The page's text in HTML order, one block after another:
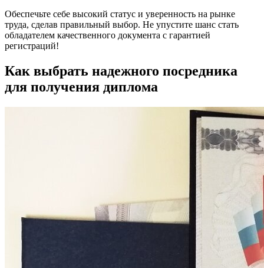
Обеспечьте себе высокий статус и уверенность на рынке
труда, сделав правильный выбор. Не упустите шанс стать
обладателем качественного документа с гарантией
регистраций!
Как выбрать надежного посредника
для получения диплома